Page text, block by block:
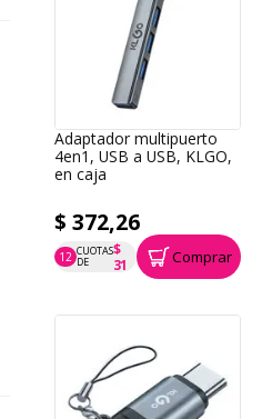
Adaptador multipuerto
4en1, USB a USB, KLGO,
en caja
$ 372,26
12 CUOTAS
DE
$
31
P.T.F. $ 372 Comprar